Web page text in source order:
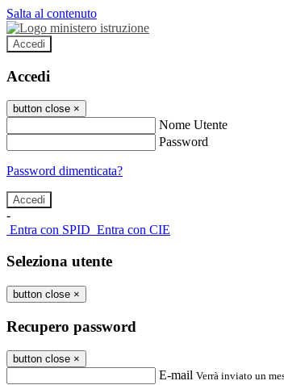
Salta al contenuto
Accedi
Accedi
button close ×
Nome Utente
Password
Password dimenticata?
-
Entra con SPID Entra con CIE
Seleziona utente
button close ×
Recupero password
button close ×
E-mail Verrà inviato un